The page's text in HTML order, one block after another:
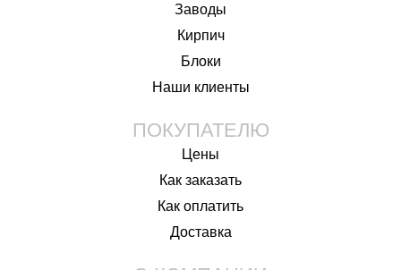
Заводы
Кирпич
Блоки
Наши клиенты
ПОКУПАТЕЛЮ
Цены
Как заказать
Как оплатить
Доставка